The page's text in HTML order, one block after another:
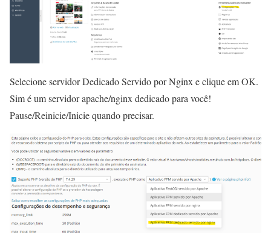
Selecione servidor Dedicado Servido por Nginx e clique em OK.
Sim é um servidor apache/nginx dedicado para você!
Pause/Reinicie/Inicie quando precisar.